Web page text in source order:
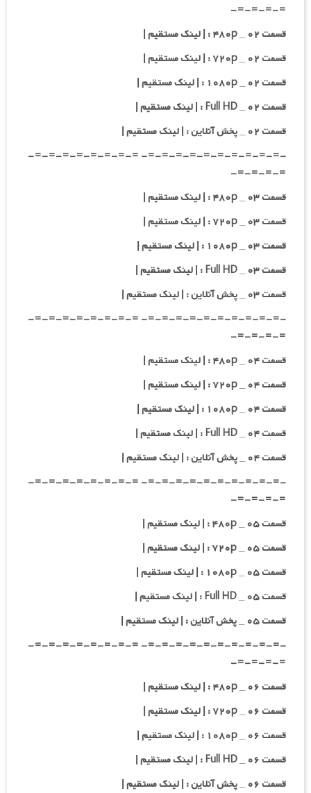
=-=-=-=-
قسمت ۰۲ _ ۴۸۰p : | لینک مستقیم |
قسمت ۰۲ _ ۷۲۰p : | لینک مستقیم |
قسمت ۰۲ _ ۱۰۸۰p : | لینک مستقیم |
قسمت ۰۲ _ Full HD : | لینک مستقیم |
قسمت ۰۲ _ پخش آنلاین : | لینک مستقیم |
-=-=-=-=-=-=-=-=-=-=- =-=-=-=-=-=-=-=-
=-=-=-=-
قسمت ۰۳ _ ۴۸۰p : | لینک مستقیم |
قسمت ۰۳ _ ۷۲۰p : | لینک مستقیم |
قسمت ۰۳ _ ۱۰۸۰p : | لینک مستقیم |
قسمت ۰۳ _ Full HD : | لینک مستقیم |
قسمت ۰۳ _ پخش آنلاین : | لینک مستقیم |
-=-=-=-=-=-=-=-=-=-=- =-=-=-=-=-=-=-=-
=-=-=-=-
قسمت ۰۴ _ ۴۸۰p : | لینک مستقیم |
قسمت ۰۴ _ ۷۲۰p : | لینک مستقیم |
قسمت ۰۴ _ ۱۰۸۰p : | لینک مستقیم |
قسمت ۰۴ _ Full HD : | لینک مستقیم |
قسمت ۰۴ _ پخش آنلاین : | لینک مستقیم |
-=-=-=-=-=-=-=-=-=-=- =-=-=-=-=-=-=-=-
=-=-=-=-
قسمت ۰۵ _ ۴۸۰p : | لینک مستقیم |
قسمت ۰۵ _ ۷۲۰p : | لینک مستقیم |
قسمت ۰۵ _ ۱۰۸۰p : | لینک مستقیم |
قسمت ۰۵ _ Full HD : | لینک مستقیم |
قسمت ۰۵ _ پخش آنلاین : | لینک مستقیم |
-=-=-=-=-=-=-=-=-=-=- =-=-=-=-=-=-=-=-
=-=-=-=-
قسمت ۰۶ _ ۴۸۰p : | لینک مستقیم |
قسمت ۰۶ _ ۷۲۰p : | لینک مستقیم |
قسمت ۰۶ _ ۱۰۸۰p : | لینک مستقیم |
قسمت ۰۶ _ Full HD : | لینک مستقیم |
قسمت ۰۶ _ پخش آنلاین : | لینک مستقیم |